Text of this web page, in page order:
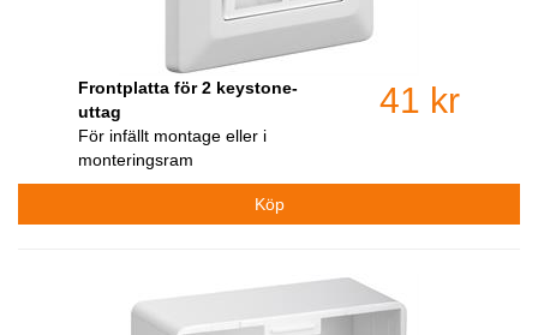
Frontplatta för 2 keystone-
uttag
För infällt montage eller i
monteringsram
41 kr